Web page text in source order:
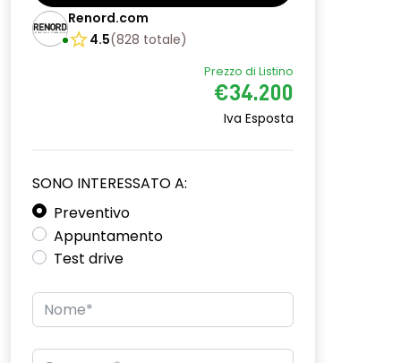
Renord.com
4.5(828 totale)
Prezzo di Listino
€34.200
Iva Esposta
SONO INTERESSATO A:
Preventivo
Appuntamento
Test drive